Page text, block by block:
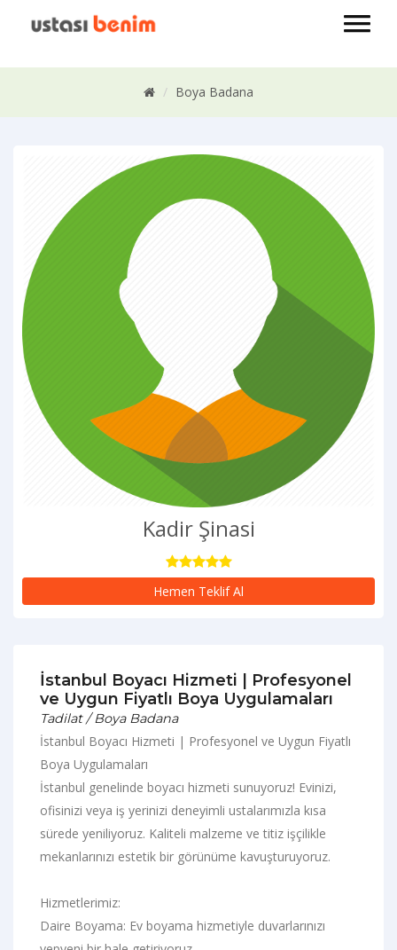
Boya Badana
Kadir Şinasi
Hemen Teklif Al
İstanbul Boyacı Hizmeti | Profesyonel
ve Uygun Fiyatlı Boya Uygulamaları
Tadilat / Boya Badana
İstanbul Boyacı Hizmeti | Profesyonel ve Uygun Fiyatlı
Boya Uygulamaları
İstanbul genelinde boyacı hizmeti sunuyoruz! Evinizi,
ofisinizi veya iş yerinizi deneyimli ustalarımızla kısa
sürede yeniliyoruz. Kaliteli malzeme ve titiz işçilikle
mekanlarınızı estetik bir görünüme kavuşturuyoruz.
Hizmetlerimiz:
Daire Boyama: Ev boyama hizmetiyle duvarlarınızı